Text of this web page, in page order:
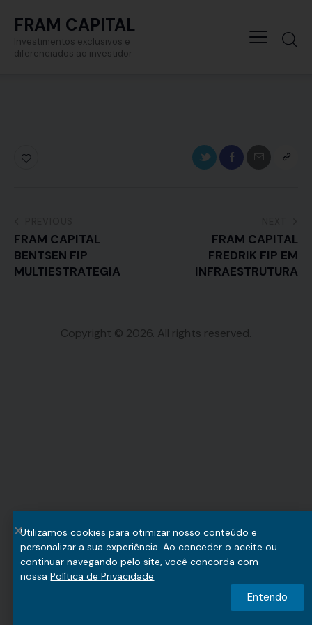
FRAM CAPITAL
Investimentos exclusivos e
diferenciados ao investidor
FRAM CAPITAL
BENTSEN FIP
MULTIESTRATEGIA
FRAM CAPITAL
FREDRIK FIP EM
INFRAESTRUTURA
Copyright © 2026. All rights reserved.
Utilizamos cookies para otimizar nosso conteúdo e
personalizar a sua experiência. Ao conceder o aceite ou
continuar navegando pelo site, você concorda com
nossaPolítica de Privacidade
Entendo